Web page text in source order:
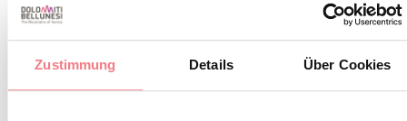
Zustimmung Details Über Cookies
S Veranstaltung ab 21 Uhr. 3313152963